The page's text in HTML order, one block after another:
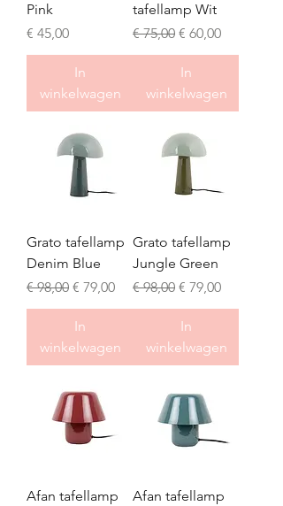
Pink
Prijs
€ 45,00
In
winkelwagen
tafellamp Wit
Normale prijs
€ 75,00 Verkoopprijs
€ 60,00
In
winkelwagen
Grato tafellamp
Denim Blue
Normale prijs
€ 98,00 Verkoopprijs
€ 79,00
In
winkelwagen
Grato tafellamp
Jungle Green
Normale prijs
€ 98,00 Verkoopprijs
€ 79,00
In
winkelwagen
Afan tafellamp
Afan tafellamp